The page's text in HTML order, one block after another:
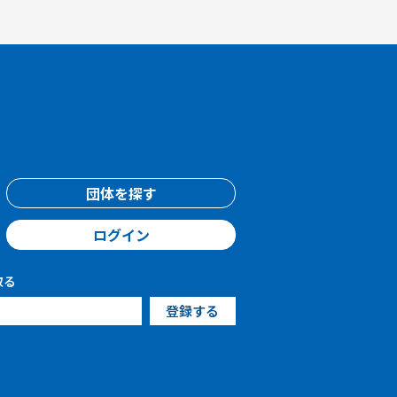
団体を探す
ログイン